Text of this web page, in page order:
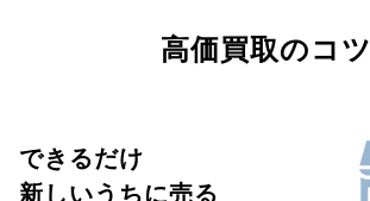
高価買取のコツ
できるだけ
新しいうちに売る